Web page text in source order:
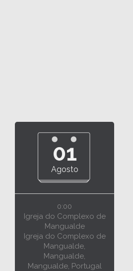
01
Agosto
0:00
Igreja do Complexo de
Mangualde
Igreja do Complexo de
Mangualde,
Mangualde,
Mangualde, Portugal